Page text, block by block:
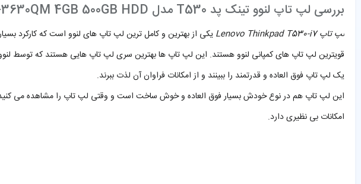
بررسی لپ تاپ لنوو تینک پد T530 مدل Lenovo ThinkPad T530 Core i7-3630QM 4GB 500GB HDD
لپ تاپ Lenovo Thinkpad T530-i7 یکی از بهترین و کامل ترین لپ تاپ های لنوو است که کارکرد
قویترین لپ تاپ های کمپانی لنوو هستند. این لپ تاپ ها بهترین سری لپ تاپ هایی هستند که توسط
یک لپ تاپ فوق العاده و قدرتمند را ببینند و از امکانات فراوان آن لذت ببرند.
این لپ تاپ هم در نوع خودش بسیار فوق العاده و خوش ساخت است و وقتی لپ تاپ را مشاهده می
امکانات بی نظیری دارد.